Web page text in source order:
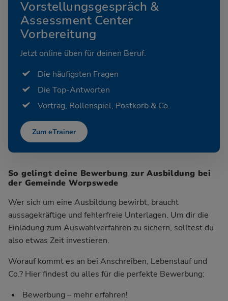
Vorstellungsgespräch &
Assessment Center
Vorbereitung
Jetzt online üben für deinen Beruf.
Die häufigsten Fragen
Die Top-Antworten
Vortrag, Rollenspiel, Postkorb & Co.
Zum eTrainer
So gelingt deine Bewerbung zur Ausbildung bei
der Gemeinde Worpswede
Wer sich um eine Ausbildung bewirbt, braucht
aussagekräftige und fehlerfreie Unterlagen. Um dir die
Einladung zum Auswahlverfahren zu sichern, solltest du
also etwas Zeit investieren.
Worauf kommt es an bei Anschreiben, Lebenslauf und
Co.? Hier findest du alles für die perfekte Bewerbung:
Bewerbung – mehr erfahren!